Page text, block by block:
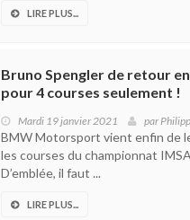
LIRE PLUS...
Bruno Spengler de retour
pour 4 courses seulement !
Mardi 19 janvier 2021 par
BMW Motorsport vient enfin de
les courses du championnat
D’emblée, il faut ...
LIRE PLUS...